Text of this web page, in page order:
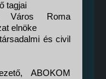
tagjai
Város Roma
elnöke
és civil
ABOKOM